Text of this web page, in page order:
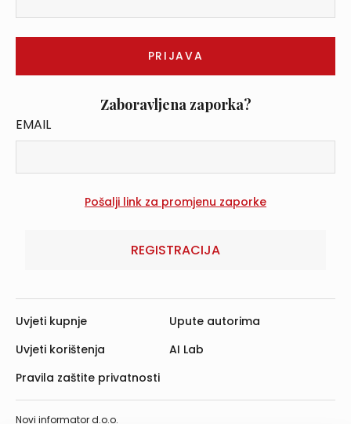
Zaboravljena zaporka?
EMAIL
REGISTRACIJA
Novi informator d.o.o.
Uvjeti kupnje
Uvjeti korištenja
Pravila zaštite privatnosti
Upute autorima
AI Lab